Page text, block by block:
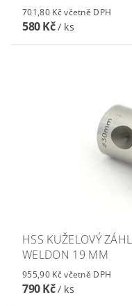
701,80 Kč včetně DPH
580 Kč/ ks
HSS KUŽELOVÝ
WELDON 19 MM
955,90 Kč včetně DPH
790 Kč/ ks